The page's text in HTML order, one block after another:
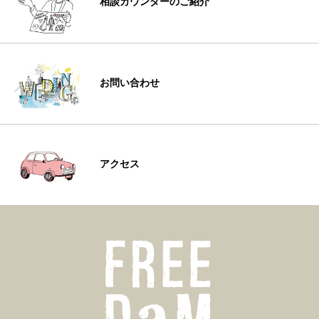
お問い合わせ
アクセス